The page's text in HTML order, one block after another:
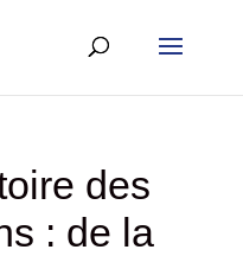
des
: de la